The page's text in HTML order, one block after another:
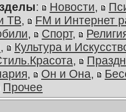
: Новости,
ТВ,
FM и Интернет
, Спорт,
,
Культура и
,
, Он и Она,
Прочее